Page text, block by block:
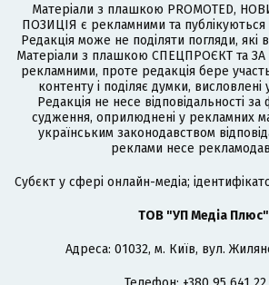
Матеріали з плашкою PROMOTED,
ПОЗИЦІЯ є рекламними та
Редакція може не поділяти погляди, які
Матеріали з плашкою СПЕЦПРОЄКТ та
рекламними, проте редакція бере
контенту і поділяє думки, висловлені
Редакція не несе відповідальності за
судження, оприлюднені у рекламних
українським законодавством
реклами несе
Cубєкт у сфері онлайн-медіа;
ТОВ "УП Медіа Плюс"
Адреса: 01032, м. Київ, вул.